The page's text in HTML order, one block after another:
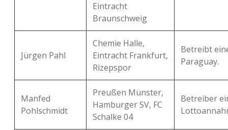
Eintracht
Braunschweig
Jürgen Pahl
Chemie Halle,
Eintracht Frankfurt,
Rizepspor
Betreibt
Paraguay.
Manfed
Pohlschmidt
Preußen Münster,
Hamburger SV, FC
Schalke 04
Betreiber